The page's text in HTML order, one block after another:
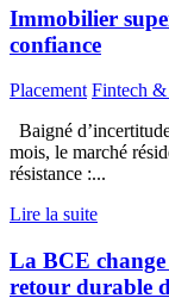
Immobilier
confiance
Placement Fintech
Baigné
mois, le marché
résistance :...
Lire la suite
La BCE
retour durable